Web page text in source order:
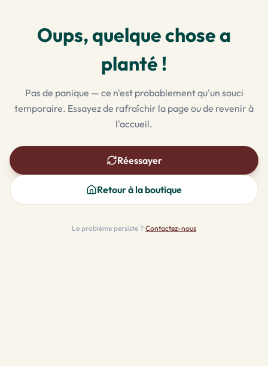
Oups, quelque chose a
planté !
Pas de panique — ce n'est probablement qu'un souci
temporaire. Essayez de rafraîchir la page ou de revenir à
l'accueil.
Réessayer
Retour à la boutique
Le problème persiste ? Contactez-nous